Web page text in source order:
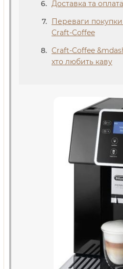
Доставка та оплата
Переваги
Craft-Coffee
Craft-Coffee
хто любить каву